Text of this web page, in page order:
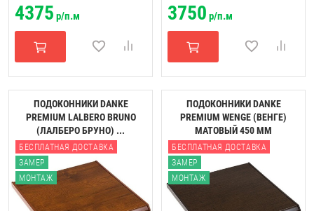
4375 р/п.м 3750 р/п.м
ПОДОКОННИКИ DANKE
PREMIUM LALBERO BRUNO
(ЛАЛБЕРО БРУНО) ...
БЕСПЛАТНАЯ ДОСТАВКА
ЗАМЕР
МОНТАЖ
ПОДОКОННИКИ DANKE
PREMIUM WENGE (ВЕНГЕ)
МАТОВЫЙ 450 ММ
БЕСПЛАТНАЯ ДОСТАВКА
ЗАМЕР
МОНТАЖ